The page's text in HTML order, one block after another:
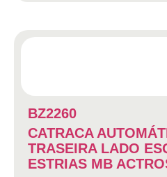
BZ2260
CATRACA
TRASEIRA LADO
ESTRIAS MB